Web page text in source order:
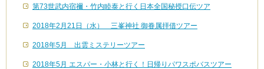
第73世武内宿禰・竹内睦泰と行く日本全国秘授口伝ツア
2018年2月21日（水） 三峯神社 御眷属拝借ツアー
2018年5月 出雲ミステリーツアー
2018年5月 エスパー・小林と行く！日帰りパワスポバスツアー